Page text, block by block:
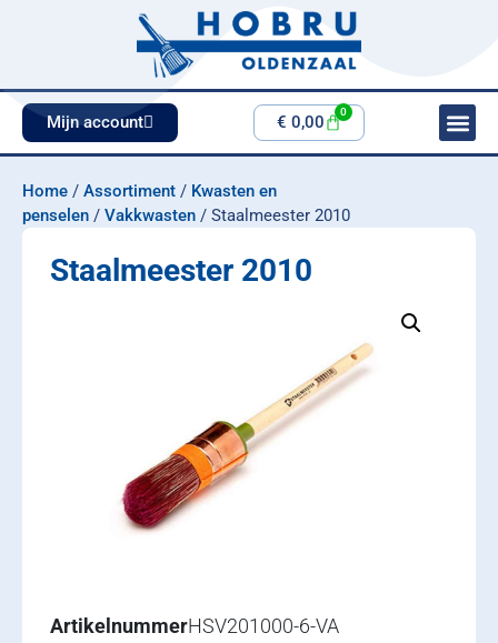
Mijn account € 0,00
0
Home / Assortiment / Kwasten en
penselen / Vakkwasten / Staalmeester 2010
Staalmeester 2010
ArtikelnummerHSV201000-6-VA